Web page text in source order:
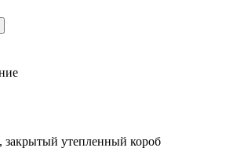
закрытый утепленный короб